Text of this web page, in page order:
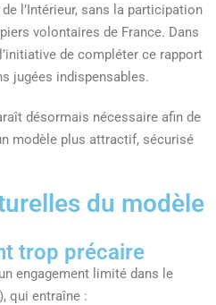
l’Intérieur, sans la participation
volontaires de France. Dans
de compléter ce rapport
jugées indispensables.
désormais nécessaire afin de
modèle plus attractif, sécurisé
du modèle
trop précaire
engagement limité dans le
qui entraîne :